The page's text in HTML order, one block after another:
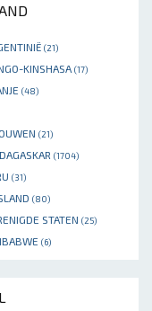
(21)
KINSHASA (17)
(48)
(21)
(1704)
(31)
(80)
STATEN (25)
(6)